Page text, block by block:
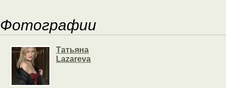
Фотографии
Татьяна
Lazareva